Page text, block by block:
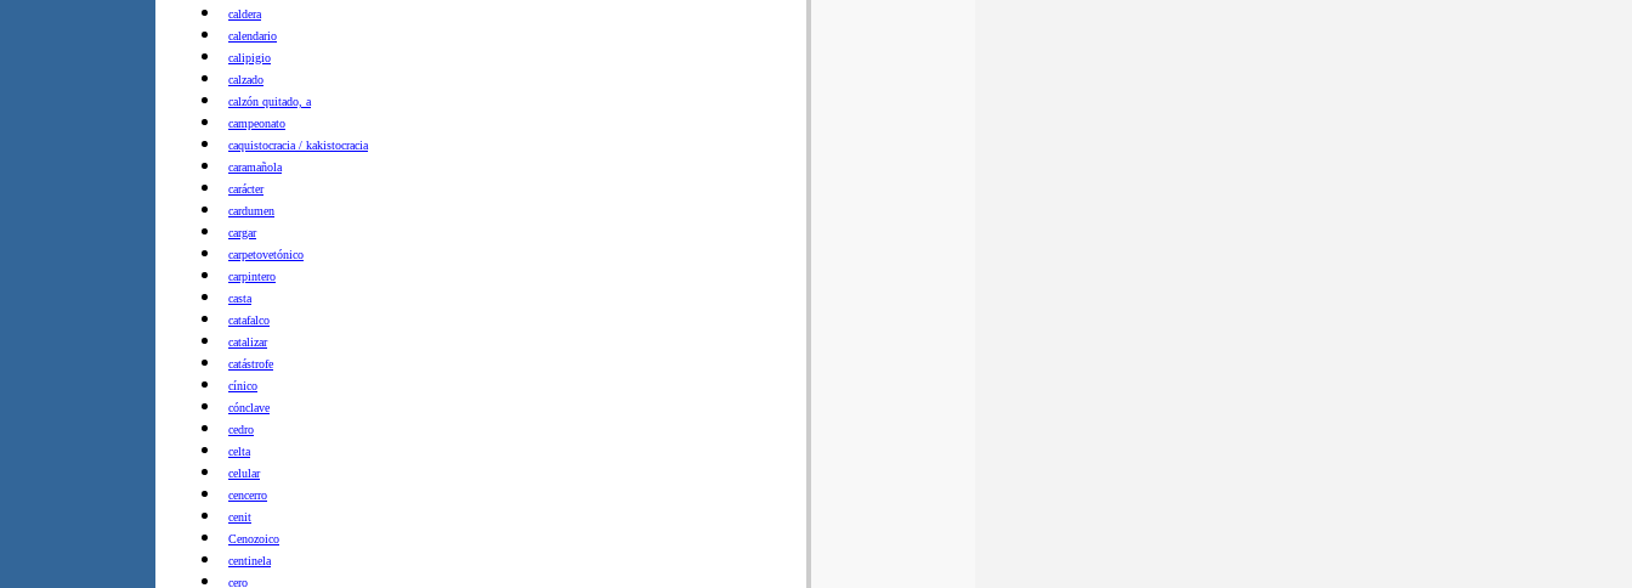
caldera
calendario
calipigio
calzado
calzón quitado, a
campeonato
caquistocracia / kakistocracia
caramañola
carácter
cardumen
cargar
carpetovetónico
carpintero
casta
catafalco
catalizar
catástrofe
cínico
cónclave
cedro
celta
celular
cencerro
cenit
Cenozoico
centinela
cero